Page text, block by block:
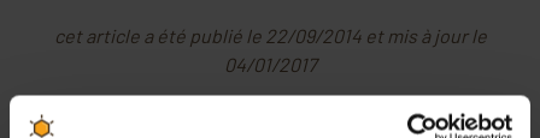
cet article a été publié le 22/09/2014 et mis à jour le
04/01/2017